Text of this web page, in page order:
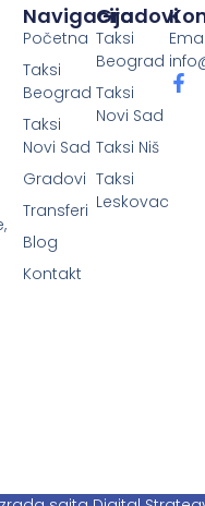
Gradovi
Taksi
Beograd
Taksi
Novi Sad
Taksi Niš
Taksi
Leskovac
Navigacija
Početna
Taksi
Beograd
Taksi
Novi Sad
Gradovi
Transferi
Blog
Kontakt